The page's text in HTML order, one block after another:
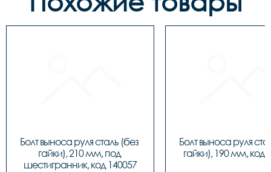
Болт выноса руля сталь (без
гайки), 210 мм, под
шестигранник, код 140057
Болт выноса руля
гайки), 190 мм, код